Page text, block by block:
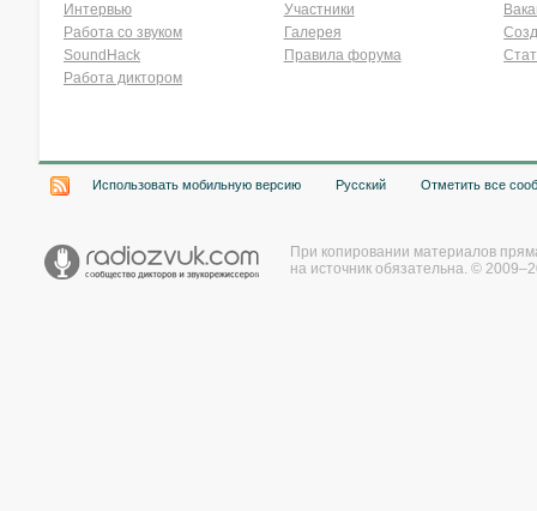
Интервью
Работа со звуком
SoundHack
Работа диктором
Участники
Галерея
Правила форума
Использовать мобильную версию Русский Отметить все
При копировании материалов
на источник обязательна. ©